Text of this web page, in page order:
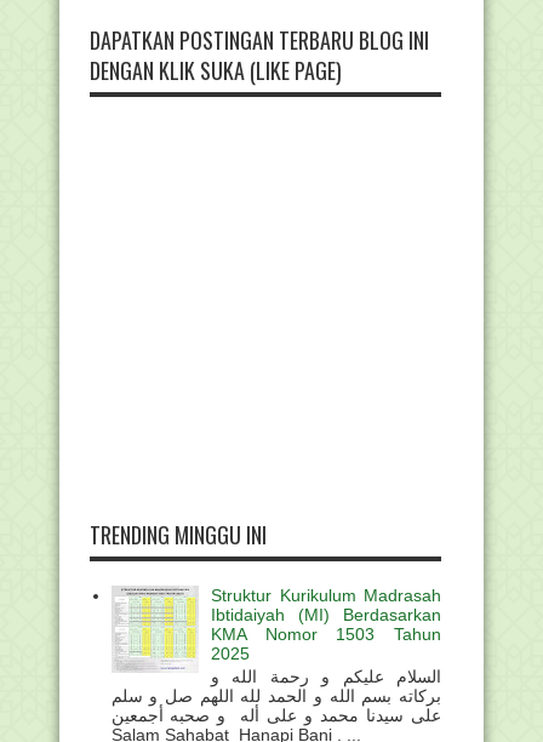
DAPATKAN POSTINGAN TERBARU BLOG INI
DENGAN KLIK SUKA (LIKE PAGE)
TRENDING MINGGU INI
Struktur Kurikulum Madrasah
Ibtidaiyah (MI) Berdasarkan
KMA Nomor 1503 Tahun
2025
السلام عليكم و رحمة الله و
بركاته بسم الله و الحمد لله اللهم صل و سلم
على سيدنا محمد و على أله و صحبه أجمعين
Salam Sahabat Hanapi Bani . ...